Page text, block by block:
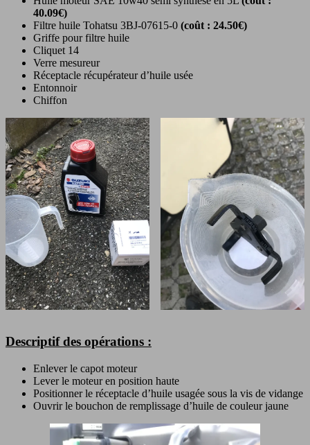
40.09€)
Filtre huile Tohatsu 3BJ-07615-0 (coût : 24.50€)
Griffe pour filtre huile
Cliquet 14
Verre mesureur
Réceptacle récupérateur d’huile usée
Entonnoir
Chiffon
Descriptif des opérations :
Enlever le capot moteur
Lever le moteur en position haute
Positionner le réceptacle d’huile usagée sous la vis de vidange
Ouvrir le bouchon de remplissage d’huile de couleur jaune